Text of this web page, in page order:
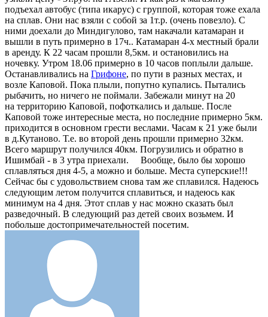
подъехал автобус (типа икарус) с группой, которая тоже ехала
на сплав. Они нас взяли с собой за 1т.р. (очень повезло). С
ними доехали до Миндигулово, там накачали катамаран и
вышли в путь примерно в 17ч.. Катамаран 4-х местный брали
в аренду. К 22 часам прошли 8,5км. и остановились на
ночевку. Утром 18.06 примерно в 10 часов поплыли дальше.
Останавливались на Грифоне, по пути в разных местах, и
возле Каповой. Пока плыли, попутно купались. Пытались
рыбачить, но ничего не поймали. Забежали минут на 20
на территорию Каповой, пофоткались и дальше. После
Каповой тоже интересные места, но последние примерно 5км.
приходится в основном грести веслами. Часам к 21 уже были
в д.Кутаново. Т.е. во второй день прошли примерно 32км.
Всего маршрут получился 40км. Погрузились и обратно в
Ишимбай - в 3 утра приехали. Вообще, было бы хорошо
сплавляться дня 4-5, а можно и больше. Места суперские!!!
Сейчас бы с удовольствием снова там же сплавился. Надеюсь
следующим летом получится сплавиться, и надеюсь как
минимум на 4 дня. Этот сплав у нас можно сказать был
разведочный. В следующий раз детей своих возьмем. И
побольше достопримечательностей посетим.